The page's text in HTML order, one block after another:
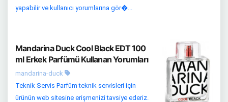
yapabilir ve kullanıcı yorumlarına gör�...
Mandarina Duck Cool Black EDT 100
ml Erkek Parfümü Kullanan Yorumları
mandarina-duck
Teknik Servis Parfüm teknik servisleri için
ürünün web sitesine erişmenizi tavsiye ederiz.